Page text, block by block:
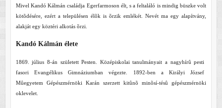
Mivel Kandó Kálmán családja Egerfarmoson élt, s a feltaláló is mindig büszke volt
kötõdésére, ezért a településen élõk is õrzik emlékét. Nevét ma egy alapítvány,
alakját egy köztéri alkotás õrzi.
Kandó Kálmán élete
1869. július 8-án született Pesten. Középiskolai tanulmányait a nagyhírû pesti
fasori Evangélikus Gimnáziumban végezte. 1892-ben a Királyi József
Mûegyetem Gépészmérnöki Karán szerzett kitûnõ minõsí-tésû gépészmérnöki
oklevelet.